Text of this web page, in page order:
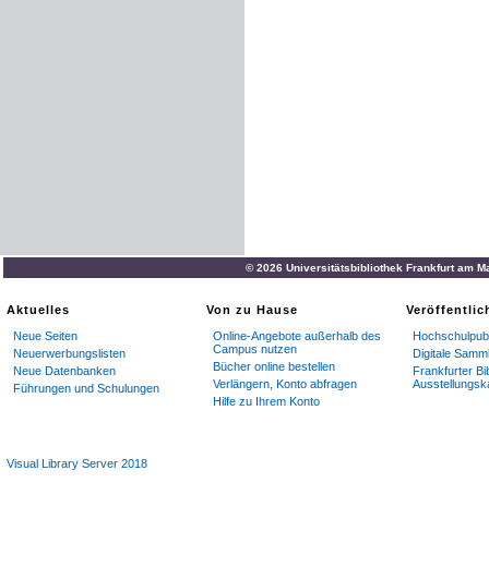
© 2026 Universitätsbibliothek Frankfurt am
Aktuelles
Neue Seiten
Neuerwerbungslisten
Neue Datenbanken
Führungen und Schulungen
Von zu Hause
Online-Angebote außerhalb des
Campus nutzen
Bücher online bestellen
Verlängern, Konto abfragen
Hilfe zu Ihrem Konto
Digitale
Frankfurter
Visual Library Server 2018